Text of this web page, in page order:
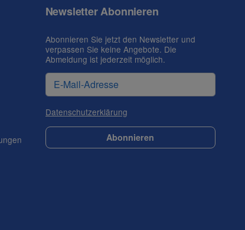
Newsletter Abonnieren
Abonnieren Sie jetzt den Newsletter und
verpassen Sie keine Angebote. Die
Abmeldung ist jederzeit möglich.
Datenschutzerklärung
Abonnieren